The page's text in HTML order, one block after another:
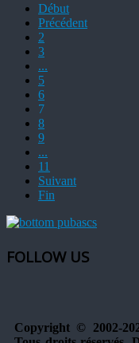
Début
Précédent
2
3
...
5
6
7
8
9
...
11
Suivant
Fin
FOLLOW US
Copyright © 2002-